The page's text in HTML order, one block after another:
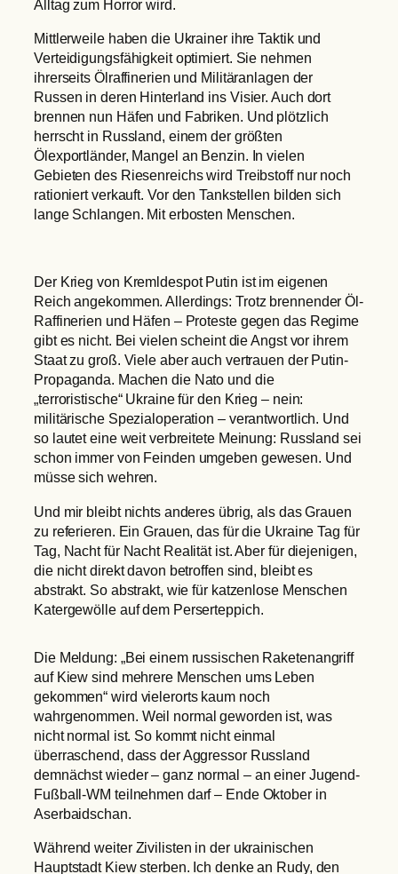
Alltag zum Horror wird.
Mittlerweile haben die Ukrainer ihre Taktik und
Verteidigungsfähigkeit optimiert. Sie nehmen
ihrerseits Ölraffinerien und Militäranlagen der
Russen in deren Hinterland ins Visier. Auch dort
brennen nun Häfen und Fabriken. Und plötzlich
herrscht in Russland, einem der größten
Ölexportländer, Mangel an Benzin. In vielen
Gebieten des Riesenreichs wird Treibstoff nur noch
rationiert verkauft. Vor den Tankstellen bilden sich
lange Schlangen. Mit erbosten Menschen.
Der Krieg von Kremldespot Putin ist im eigenen
Reich angekommen. Allerdings: Trotz brennender Öl-
Raffinerien und Häfen – Proteste gegen das Regime
gibt es nicht. Bei vielen scheint die Angst vor ihrem
Staat zu groß. Viele aber auch vertrauen der Putin-
Propaganda. Machen die Nato und die
„terroristische“ Ukraine für den Krieg – nein:
militärische Spezialoperation – verantwortlich. Und
so lautet eine weit verbreitete Meinung: Russland sei
schon immer von Feinden umgeben gewesen. Und
müsse sich wehren.
Und mir bleibt nichts anderes übrig, als das Grauen
zu referieren. Ein Grauen, das für die Ukraine Tag für
Tag, Nacht für Nacht Realität ist. Aber für diejenigen,
die nicht direkt davon betroffen sind, bleibt es
abstrakt. So abstrakt, wie für katzenlose Menschen
Katergewölle auf dem Perserteppich.
Die Meldung: „Bei einem russischen Raketenangriff
auf Kiew sind mehrere Menschen ums Leben
gekommen“ wird vielerorts kaum noch
wahrgenommen. Weil normal geworden ist, was
nicht normal ist. So kommt nicht einmal
überraschend, dass der Aggressor Russland
demnächst wieder – ganz normal – an einer Jugend-
Fußball-WM teilnehmen darf – Ende Oktober in
Aserbaidschan.
Während weiter Zivilisten in der ukrainischen
Hauptstadt Kiew sterben. Ich denke an Rudy, den